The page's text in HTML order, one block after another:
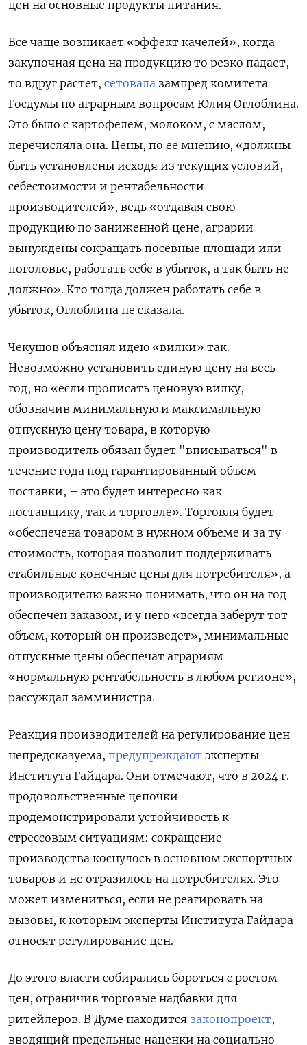
цен на основные продукты питания.
Все чаще возникает «эффект качелей», когда
закупочная цена на продукцию то резко падает,
то вдруг растет, сетовала зампред комитета
Госдумы по аграрным вопросам Юлия Оглоблина.
Это было с картофелем, молоком, с маслом,
перечисляла она. Цены, по ее мнению, «должны
быть установлены исходя из текущих условий,
себестоимости и рентабельности
производителей», ведь «отдавая свою
продукцию по заниженной цене, аграрии
вынуждены сокращать посевные площади или
поголовье, работать себе в убыток, а так быть не
должно». Кто тогда должен работать себе в
убыток, Оглоблина не сказала.
Чекушов объяснял идею «вилки» так.
Невозможно установить единую цену на весь
год, но «если прописать ценовую вилку,
обозначив минимальную и максимальную
отпускную цену товара, в которую
производитель обязан будет "вписываться" в
течение года под гарантированный объем
поставки, – это будет интересно как
поставщику, так и торговле». Торговля будет
«обеспечена товаром в нужном объеме и за ту
стоимость, которая позволит поддерживать
стабильные конечные цены для потребителя», а
производителю важно понимать, что он на год
обеспечен заказом, и у него «всегда заберут тот
объем, который он произведет», минимальные
отпускные цены обеспечат аграриям
«нормальную рентабельность в любом регионе»,
рассуждал замминистра.
Реакция производителей на регулирование цен
непредсказуема, предупреждают эксперты
Института Гайдара. Они отмечают, что в 2024 г.
продовольственные цепочки
продемонстрировали устойчивость к
стрессовым ситуациям: сокращение
производства коснулось в основном экспортных
товаров и не отразилось на потребителях. Это
может измениться, если не реагировать на
вызовы, к которым эксперты Института Гайдара
относят регулирование цен.
До этого власти собирались бороться с ростом
цен, ограничив торговые надбавки для
ритейлеров. В Думе находится законопроект,
вводящий предельные наценки на социально